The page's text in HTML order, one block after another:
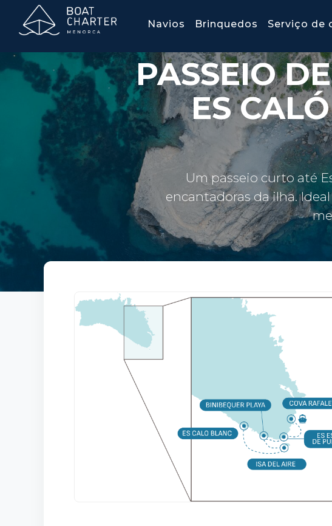
Navios Brinquedos Serviço de
PASSEIO
ES
Um passeio curto até
encantadoras da ilha.